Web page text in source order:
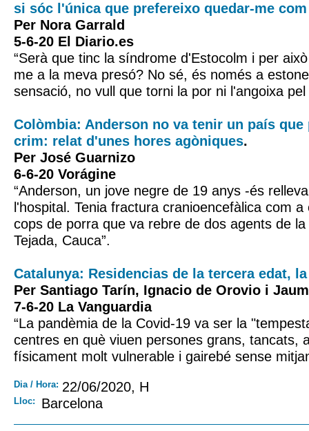
si sóc l'única que prefereixo quedar-me
Per Nora Garrald
5-6-20 El Diario.es
“Serà que tinc la síndrome d'Estocolm i per
me a la meva presó? No sé, és només a
sensació, no vull que torni la por ni l'angoixa pel
Colòmbia: Anderson no va tenir un país
crim: relat d'unes hores agòniques.
Per José Guarnizo
6-6-20 Vorágine
“Anderson, un jove negre de 19 anys -és
l'hospital. Tenia fractura cranioencefàlica com
cops de porra que va rebre de dos agents de
Tejada, Cauca”.
Catalunya: Residencias de la tercera edat,
Per Santiago Tarín, Ignacio de Orovio i
7-6-20 La Vanguardia
“La pandèmia de la Covid-19 va ser la
centres en què viuen persones grans, tancats,
físicament molt vulnerable i gairebé sense
Dia / Hora: 22/06/2020, H
Lloc: Barcelona